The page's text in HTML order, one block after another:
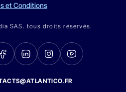
et Conditions
SAS. tous droits réservés.